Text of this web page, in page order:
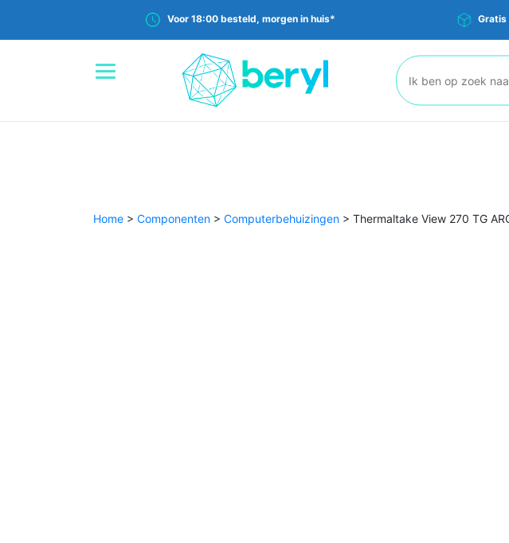
Voor 18:00 besteld, morgen in huis* Gratis
Zoeken:
Home > Componenten > Computerbehuizingen > Thermaltake View 270 TG